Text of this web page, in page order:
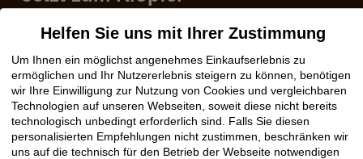
Newsletter anmelden:
Das Neueste wissen, von Vorteilen profitieren.
Hier anmelden!
Helfen Sie uns mit Ihrer Zustimmung
Um Ihnen ein möglichst angenehmes Einkaufserlebnis zu
ermöglichen und Ihr Nutzererlebnis steigern zu können, benötigen
wir Ihre Einwilligung zur Nutzung von Cookies und vergleichbaren
Technologien auf unseren Webseiten, soweit diese nicht bereits
technologisch unbedingt erforderlich sind. Falls Sie diesen
personalisierten Empfehlungen nicht zustimmen, beschränken wir
uns auf die technisch für den Betrieb der Webseite notwendigen